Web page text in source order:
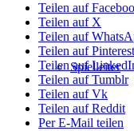
Spielleiter
Teilen auf
Teilen auf X
Teilen auf
Teilen auf Pinterest
Teilen auf
Teilen auf Tumblr
Teilen auf Vk
Teilen auf Reddit
Per E-Mail teilen